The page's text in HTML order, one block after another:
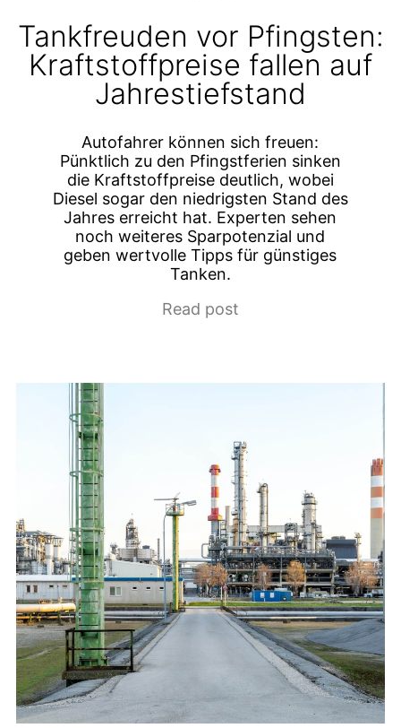
Tankfreuden vor Pfingsten:
Kraftstoffpreise fallen auf
Jahrestiefstand
Autofahrer können sich freuen:
Pünktlich zu den Pfingstferien sinken
die Kraftstoffpreise deutlich, wobei
Diesel sogar den niedrigsten Stand des
Jahres erreicht hat. Experten sehen
noch weiteres Sparpotenzial und
geben wertvolle Tipps für günstiges
Tanken.
Read post